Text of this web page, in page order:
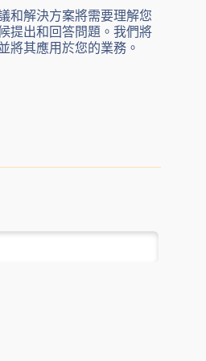
和解決方案將需要理解您
提出和回答問題。我們將
將其應用於您的業務。